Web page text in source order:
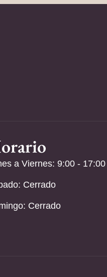
a Viernes: 9:00 - 17:00
Cerrado
Cerrado